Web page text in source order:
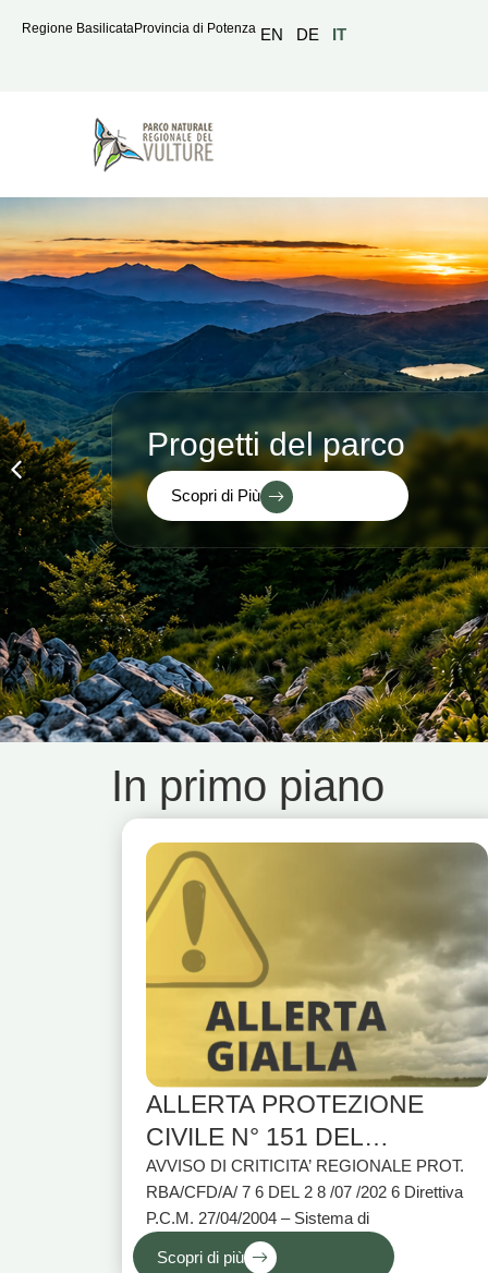
Regione BasilicataProvincia di Potenza EN DE IT
Progetti del parco
Scopri di Più
In primo piano
ALLERTA PROTEZIONE
CIVILE N° 151 DEL
28/07/2026
AVVISO DI CRITICITA’ REGIONALE PROT.
RBA/CFD/A/ 7 6 DEL 2 8 /07 /202 6 Direttiva
P.C.M. 27/04/2004 – Sistema di
Scopri di più